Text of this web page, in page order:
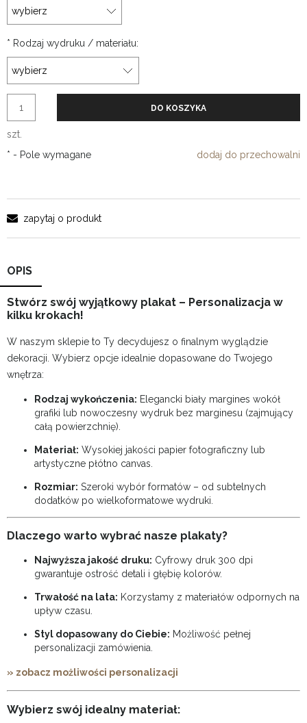
* Rodzaj wydruku / materiału:
szt.
DO KOSZYKA
dodaj do przechowalni
* - Pole wymagane
zapytaj o produkt
OPIS
Stwórz swój wyjątkowy plakat – Personalizacja w
kilku krokach!
W naszym sklepie to Ty decydujesz o finalnym wyglądzie
dekoracji. Wybierz opcje idealnie dopasowane do Twojego
wnętrza:
Rodzaj wykończenia: Elegancki biały margines wokół
grafiki lub nowoczesny wydruk bez marginesu (zajmujący
całą powierzchnię).
Materiał: Wysokiej jakości papier fotograficzny lub
artystyczne płótno canvas.
Rozmiar: Szeroki wybór formatów – od subtelnych
dodatków po wielkoformatowe wydruki.
Dlaczego warto wybrać nasze plakaty?
Najwyższa jakość druku: Cyfrowy druk 300 dpi
gwarantuje ostrość detali i głębię kolorów.
Trwałość na lata: Korzystamy z materiałów odpornych na
upływ czasu.
Styl dopasowany do Ciebie: Możliwość pełnej
personalizacji zamówienia.
» zobacz możliwości personalizacji
Wybierz swój idealny materiał: